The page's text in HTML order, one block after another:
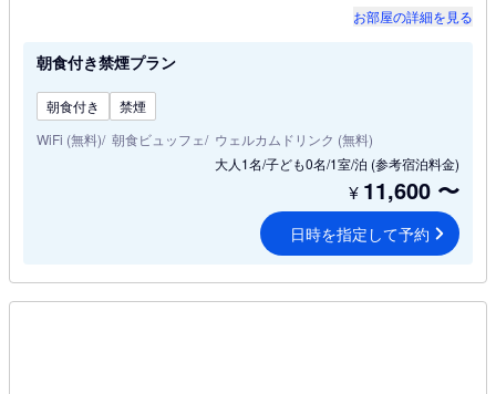
お部屋の詳細を見る
朝食付き禁煙プラン
朝食付き
禁煙
WiFi (無料) 朝食ビュッフェ
ウェルカムドリンク (無料)
大人1名/子ども0名/1室/泊 (参考宿泊料金)
¥ 11,600 〜
日時を指定して予約